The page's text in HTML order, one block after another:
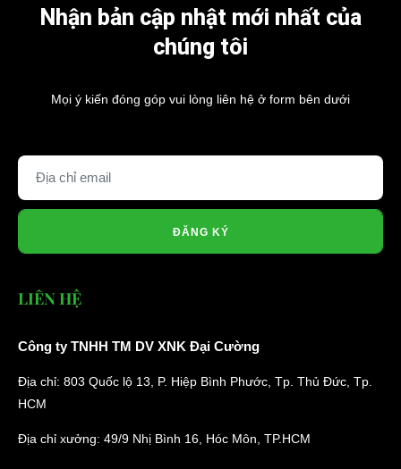
Nhận bản cập nhật mới nhất của
chúng tôi
Mọi ý kiến đóng góp vui lòng liên hệ ở form bên dưới
ĐĂNG KÝ
LIÊN HỆ
Công ty TNHH TM DV XNK Đại Cường
Địa chỉ: 803 Quốc lộ 13, P. Hiệp Bình Phước, Tp. Thủ Đức, Tp.
HCM
Địa chỉ xưởng: 49/9 Nhị Bình 16, Hóc Môn, TP.HCM